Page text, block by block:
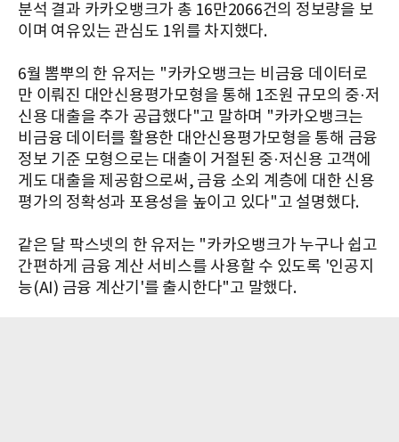
분석 결과 카카오뱅크가 총 16만2066건의 정보량을 보
이며 여유있는 관심도 1위를 차지했다.
6월 뽐뿌의 한 유저는 "카카오뱅크는 비금융 데이터로
만 이뤄진 대안신용평가모형을 통해 1조원 규모의 중·저
신용 대출을 추가 공급했다"고 말하며 "카카오뱅크는
비금융 데이터를 활용한 대안신용평가모형을 통해 금융
정보 기준 모형으로는 대출이 거절된 중·저신용 고객에
게도 대출을 제공함으로써, 금융 소외 계층에 대한 신용
평가의 정확성과 포용성을 높이고 있다"고 설명했다.
같은 달 팍스넷의 한 유저는 "카카오뱅크가 누구나 쉽고
간편하게 금융 계산 서비스를 사용할 수 있도록 '인공지
능(AI) 금융 계산기'를 출시한다"고 말했다.